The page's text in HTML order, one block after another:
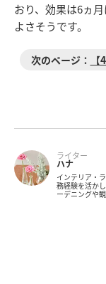
おり、効果は6ヵ
よさそうです。
ライター
ハナ
インテリア・
務経験を活か
ーデニングや